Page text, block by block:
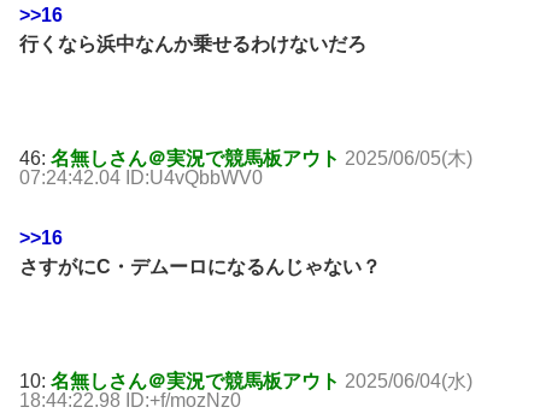
>>16
行くなら浜中なんか乗せるわけないだろ
46: 名無しさん＠実況で競馬板アウト 2025/06/05(木)
07:24:42.04 ID:U4vQbbWV0
>>16
さすがにC・デムーロになるんじゃない？
10: 名無しさん＠実況で競馬板アウト 2025/06/04(水)
18:44:22.98 ID:+f/mozNz0